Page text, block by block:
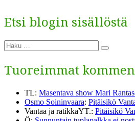
Etsi blogin sisällöstä
Etsi:
Haku
Tuoreimmat
TL: Masentava show Mari
Osmo Soininvaara: Pitäisikö
Vantaa ja ratikkaYT.: Pitäisikö